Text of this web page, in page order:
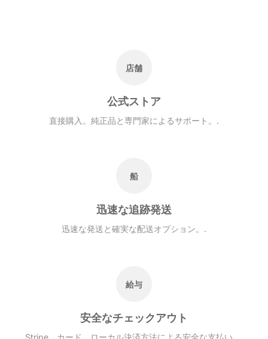
店舗
公式ストア
直接購入。純正品と専門家によるサポート。.
船
迅速な追跡発送
迅速な発送と確実な配送オプション。.
給与
安全なチェックアウト
Stripe、カード、ローカル決済方法による安全な支払い。.